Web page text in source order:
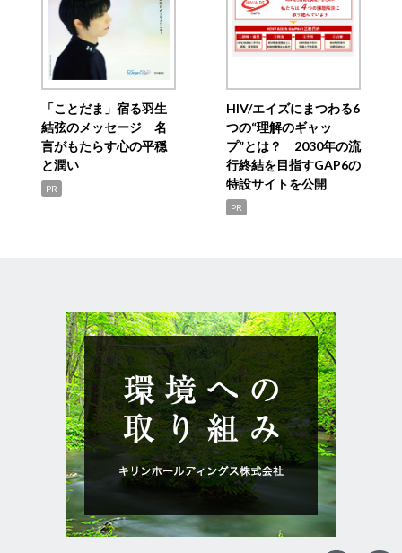
「ことだま」宿る羽生
結弦のメッセージ 名
言がもたらす心の平穏
と潤い
PR
HIV/エイズにまつわる6
つの“理解のギャッ
プ”とは？ 2030年の流
行終結を目指すGAP6の
特設サイトを公開
PR